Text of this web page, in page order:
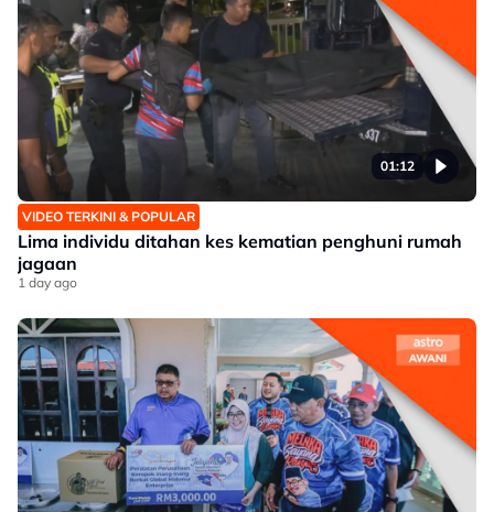
01:12
VIDEO TERKINI & POPULAR
Lima individu ditahan kes kematian penghuni rumah
jagaan
1 day ago